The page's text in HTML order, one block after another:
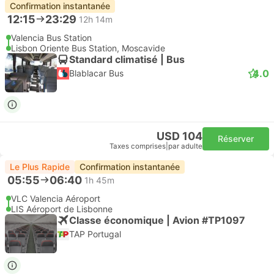
Confirmation instantanée
12:15 23:29 12h 14m
Valencia Bus Station
Lisbon Oriente Bus Station, Moscavide
Standard climatisé | Bus
Blablacar Bus 4.0
USD 104
Taxes comprises par adulte
Réserver
Le Plus Rapide Confirmation instantanée
05:55 06:40 1h 45m
VLC Valencia Aéroport
LIS Aéroport de Lisbonne
Classe économique | Avion #TP1097
TAP Portugal